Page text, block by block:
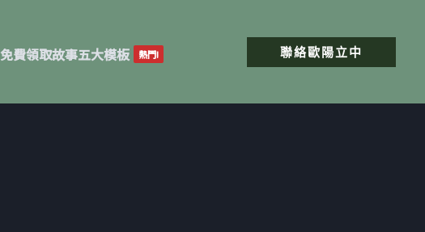
免費領取故事五大模板 熱門! 聯絡歐陽立中